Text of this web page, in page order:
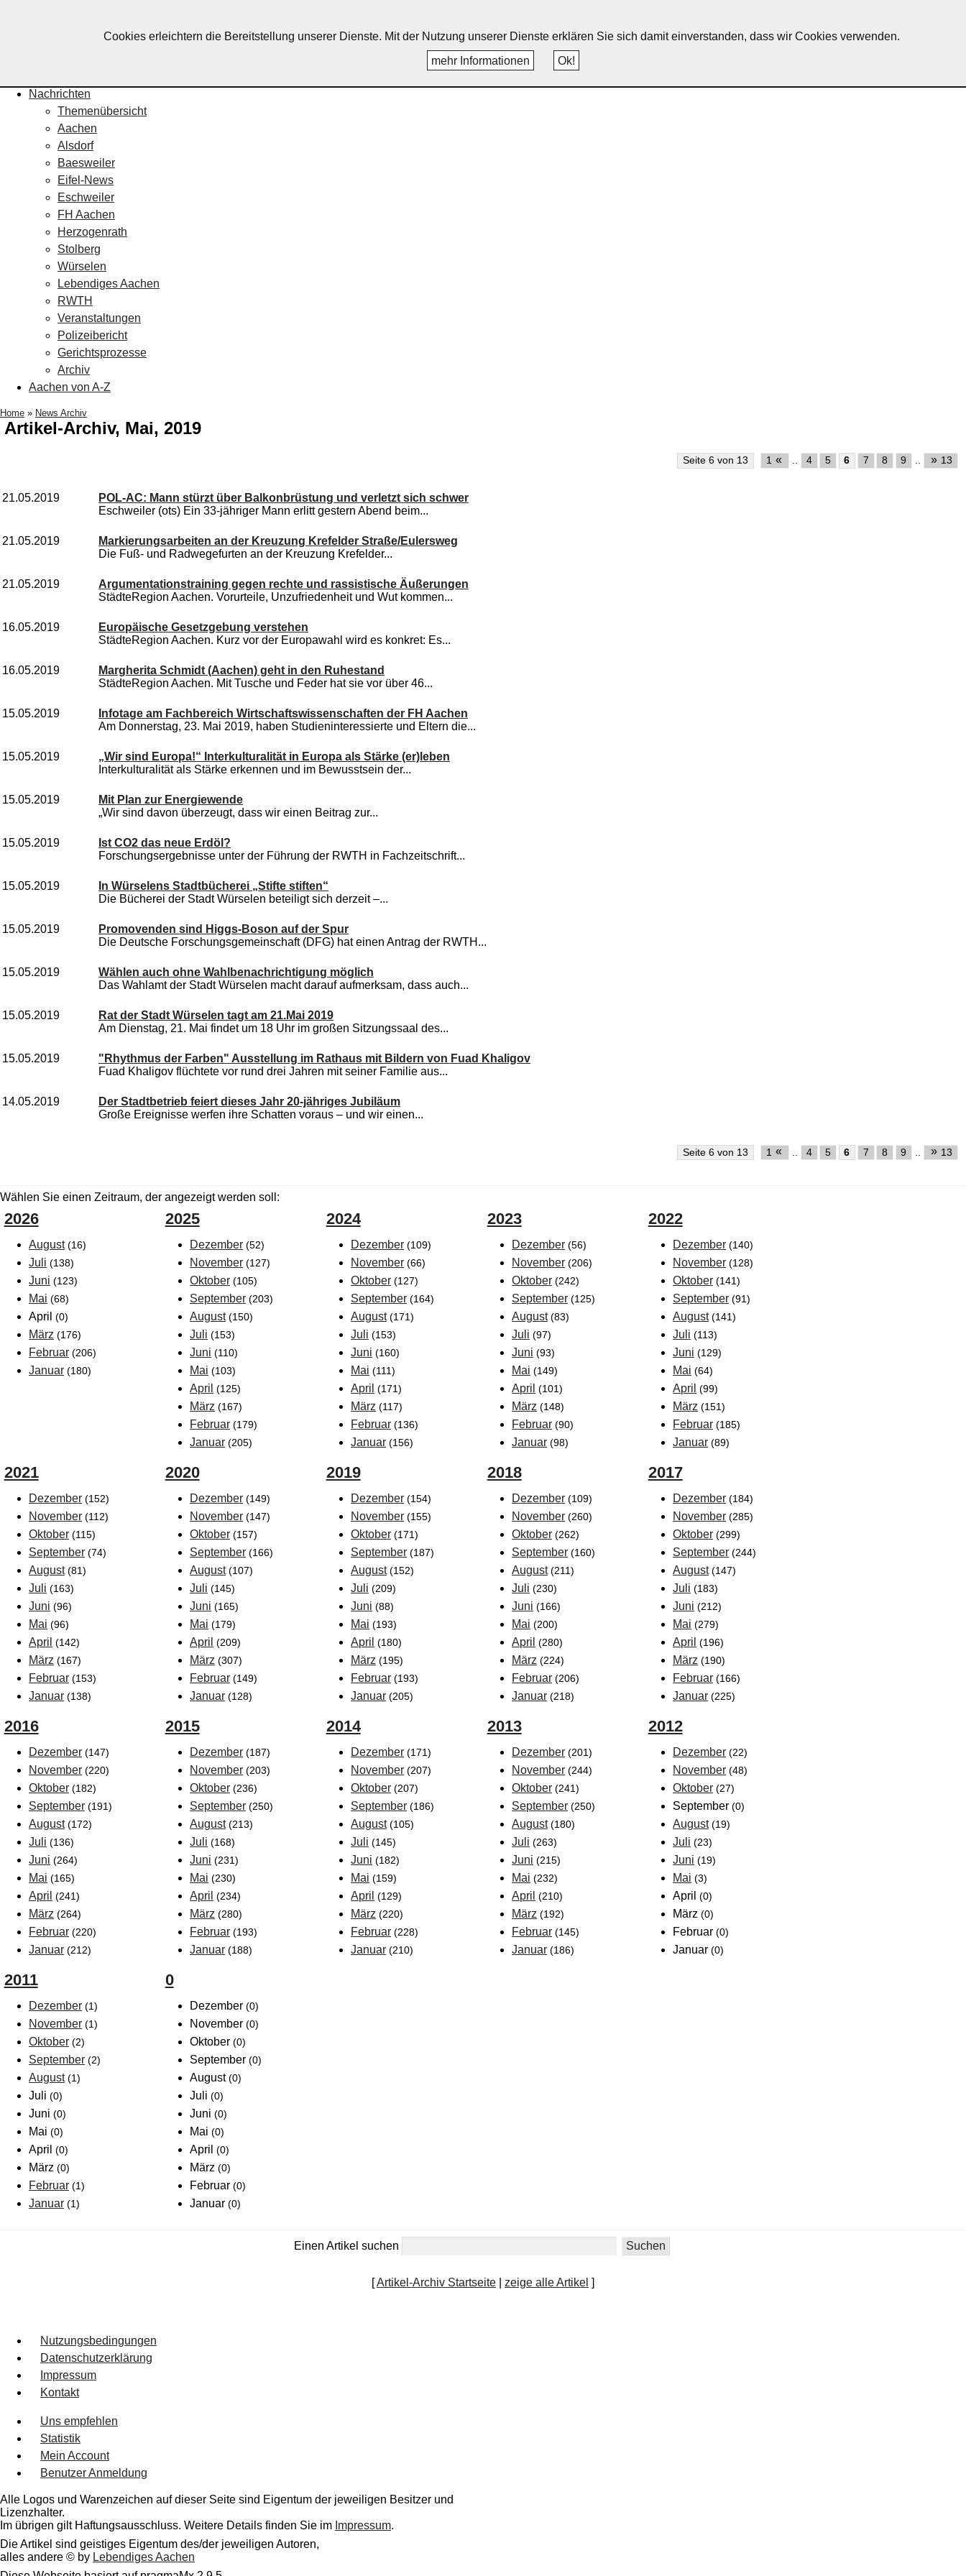
Nachrichten
Themenübersicht
Aachen
Alsdorf
Baesweiler
Eifel-News
Eschweiler
FH Aachen
Herzogenrath
Stolberg
Würselen
Lebendiges Aachen
RWTH
Veranstaltungen
Polizeibericht
Gerichtsprozesse
Archiv
Aachen von A-Z
Home » News Archiv
Artikel-Archiv, Mai, 2019
Seite 6 von 13 1 « .. 4 5 6 7 8 9 .. » 13
21.05.2019
POL-AC: Mann stürzt über Balkonbrüstung und verletzt sich schwer
Eschweiler (ots) Ein 33-jähriger Mann erlitt gestern Abend beim...
21.05.2019
Markierungsarbeiten an der Kreuzung Krefelder Straße/Eulersweg
Die Fuß- und Radwegefurten an der Kreuzung Krefelder...
21.05.2019
Argumentationstraining gegen rechte und rassistische Äußerungen
StädteRegion Aachen. Vorurteile, Unzufriedenheit und Wut kommen...
16.05.2019
Europäische Gesetzgebung verstehen
StädteRegion Aachen. Kurz vor der Europawahl wird es konkret: Es...
16.05.2019
Margherita Schmidt (Aachen) geht in den Ruhestand
StädteRegion Aachen. Mit Tusche und Feder hat sie vor über 46...
15.05.2019
Infotage am Fachbereich Wirtschaftswissenschaften der FH Aachen
Am Donnerstag, 23. Mai 2019, haben Studieninteressierte und Eltern die...
15.05.2019
„Wir sind Europa!“ Interkulturalität in Europa als Stärke (er)leben
Interkulturalität als Stärke erkennen und im Bewusstsein der...
15.05.2019
Mit Plan zur Energiewende
„Wir sind davon überzeugt, dass wir einen Beitrag zur...
15.05.2019
Ist CO2 das neue Erdöl?
Forschungsergebnisse unter der Führung der RWTH in Fachzeitschrift...
15.05.2019
In Würselens Stadtbücherei „Stifte stiften“
Die Bücherei der Stadt Würselen beteiligt sich derzeit –...
15.05.2019
Promovenden sind Higgs-Boson auf der Spur
Die Deutsche Forschungsgemeinschaft (DFG) hat einen Antrag der RWTH...
15.05.2019
Wählen auch ohne Wahlbenachrichtigung möglich
Das Wahlamt der Stadt Würselen macht darauf aufmerksam, dass auch...
15.05.2019
Rat der Stadt Würselen tagt am 21.Mai 2019
Am Dienstag, 21. Mai findet um 18 Uhr im großen Sitzungssaal des...
15.05.2019
"Rhythmus der Farben" Ausstellung im Rathaus mit Bildern von Fuad Khaligov
Fuad Khaligov flüchtete vor rund drei Jahren mit seiner Familie aus...
14.05.2019
Der Stadtbetrieb feiert dieses Jahr 20-jähriges Jubiläum
Große Ereignisse werfen ihre Schatten voraus – und wir einen...
Seite 6 von 13 1 « 4 5 6 7 8 9 » 13
Wählen Sie einen Zeitraum, der angezeigt werden soll:
2026
August (16)
Juli (138)
Juni (123)
Mai (68)
April (0)
März (176)
Februar (206)
Januar (180)
2025
Dezember (52)
November (127)
Oktober (105)
September (203)
August (150)
Juli (153)
Juni (110)
Mai (103)
April (125)
März (167)
Februar (179)
Januar (205)
2024
Dezember (109)
November (66)
Oktober (127)
September (164)
August (171)
Juli (153)
Juni (160)
Mai (111)
April (171)
März (117)
Februar (136)
Januar (156)
2023
Dezember (56)
November (206)
Oktober (242)
September (125)
August (83)
Juli (97)
Juni (93)
Mai (149)
April (101)
März (148)
Februar (90)
Januar (98)
2022
Dezember (140)
November (128)
Oktober (141)
September (91)
August (141)
Juli (113)
Juni (129)
Mai (64)
April (99)
März (151)
Februar (185)
Januar (89)
2021
Dezember (152)
November (112)
Oktober (115)
September (74)
August (81)
Juli (163)
Juni (96)
Mai (96)
April (142)
März (167)
Februar (153)
Januar (138)
2020
Dezember (149)
November (147)
Oktober (157)
September (166)
August (107)
Juli (145)
Juni (165)
Mai (179)
April (209)
März (307)
Februar (149)
Januar (128)
2019
Dezember (154)
November (155)
Oktober (171)
September (187)
August (152)
Juli (209)
Juni (88)
Mai (193)
April (180)
März (195)
Februar (193)
Januar (205)
2018
Dezember (109)
November (260)
Oktober (262)
September (160)
August (211)
Juli (230)
Juni (166)
Mai (200)
April (280)
März (224)
Februar (206)
Januar (218)
2017
Dezember (184)
November (285)
Oktober (299)
September (244)
August (147)
Juli (183)
Juni (212)
Mai (279)
April (196)
März (190)
Februar (166)
Januar (225)
2016
Dezember (147)
November (220)
Oktober (182)
September (191)
August (172)
Juli (136)
Juni (264)
Mai (165)
April (241)
März (264)
Februar (220)
Januar (212)
2015
Dezember (187)
November (203)
Oktober (236)
September (250)
August (213)
Juli (168)
Juni (231)
Mai (230)
April (234)
März (280)
Februar (193)
Januar (188)
2014
Dezember (171)
November (207)
Oktober (207)
September (186)
August (105)
Juli (145)
Juni (182)
Mai (159)
April (129)
März (220)
Februar (228)
Januar (210)
2013
Dezember (201)
November (244)
Oktober (241)
September (250)
August (180)
Juli (263)
Juni (215)
Mai (232)
April (210)
März (192)
Februar (145)
Januar (186)
2012
Dezember (22)
November (48)
Oktober (27)
September(0)
August (19)
Juli (23)
Juni (19)
Mai (3)
April(0)
März(0)
Februar(0)
Januar(0)
2011
Dezember (1)
November (1)
Oktober (2)
September (2)
August (1)
Juli (0)
Juni (0)
Mai (0)
April (0)
März (0)
Februar (1)
Januar (1)
0
Dezember(0)
November(0)
Oktober(0)
September(0)
August(0)
Juli(0)
Juni(0)
Mai(0)
April(0)
März(0)
Februar(0)
Januar(0)
Einen Artikel suchen
[Artikel-Archiv Startseite zeige alle Artikel ]
Nutzungsbedingungen
Datenschutzerklärung
Impressum
Kontakt
Uns empfehlen
Statistik
Mein Account
Benutzer Anmeldung
Alle Logos und Warenzeichen auf dieser Seite sind Eigentum der jeweiligen Besitzer und
Lizenzhalter.
Im übrigen gilt Haftungsausschluss. Weitere Details finden Sie im Impressum.
Die Artikel sind geistiges Eigentum des/der jeweiligen Autoren,
alles andere © by Lebendiges Aachen
Cookies erleichtern die Bereitstellung unserer Dienste. Mit der Nutzung unserer Dienste erklären Sie sich damit einverstanden, dass wir Cookies verwenden.
mehr Informationen
Ok!